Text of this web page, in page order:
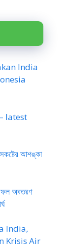
India
– latest
আশঙ্কা
অবতরণ
India,
Krisis Air